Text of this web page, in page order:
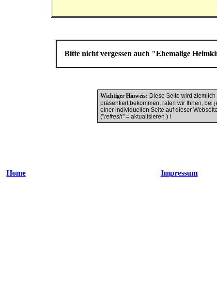
Bitte nicht vergessen auch "Ehemalige
Wichtiger Hinweis: Diese Seite wird
präsentiert bekommen, raten wir Ihnen, bei
einer individuellen Seite auf dieser
("refresh" = aktualisieren ) !
Home Impressum